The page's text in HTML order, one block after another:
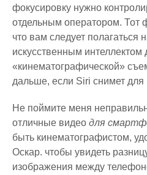
фокусировку нужно
отдельным оператором. Тот
что вам следует полагаться
искусственным интеллектом
«кинематографической»
дальше, если Siri снимет для
Не поймите меня
отличные видео для
быть кинематографистом,
Оскар. чтобы увидеть
изображения между